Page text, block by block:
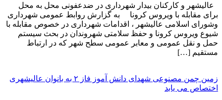
عالیشهر و کارکنان بیدار شهرداری در ضدعفونی محل به محل
برای مقابله با ویروس کرونا به گزارش روابط عمومی شهرداری
وشورای اسلامی عالیشهر ، اقدامات شهرداری در خصوص مقابله با
شیوع ویروس کرونا و حفظ سلامتی شهروندان در بحث سیستم
حمل و نقل عمومی و معابر عمومی سطح شهر که در ارتباط
مستقیم […]
زمین چمن مصنوعی شهدای دانش آموز فاز ۲ به بانوان عالیشهری
اختصاص می یابد